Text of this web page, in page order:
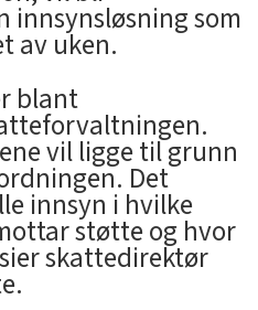
som
av uken.
blant
vil ligge til grunn
Det
innsyn i hvilke
støtte og hvor
skattedirektør